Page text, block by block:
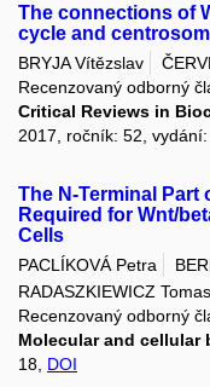
The connections of
cycle and
BRYJA Vítězslav
Recenzovaný odborný
Critical Reviews in
2017, ročník: 52, vydání:
The N-Terminal Part
Required for Wnt/
Cells
PACLÍKOVÁ Petra
RADASZKIEWICZ
Recenzovaný odborný
Molecular and cellular
18, DOI